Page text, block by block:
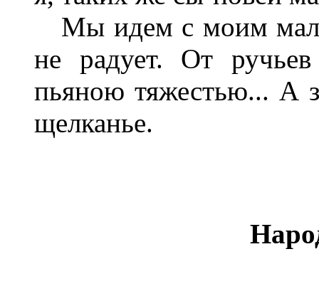
Мы идем с моим
не радует. От
пьяною тяжестью... А
щелканье.